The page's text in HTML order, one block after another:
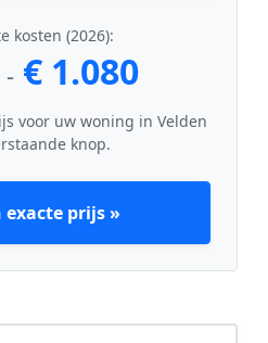
kosten (2026):
- € 1.080
voor uw woning in Velden
knop.
exacte prijs »